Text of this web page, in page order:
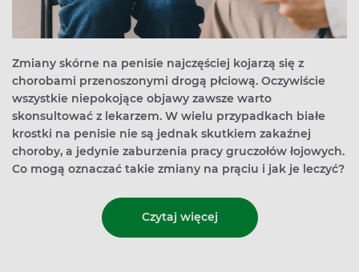
Zmiany skórne na penisie najczęściej kojarzą się z
chorobami przenoszonymi drogą płciową. Oczywiście
wszystkie niepokojące objawy zawsze warto
skonsultować z lekarzem. W wielu przypadkach białe
krostki na penisie nie są jednak skutkiem zakaźnej
choroby, a jedynie zaburzenia pracy gruczołów łojowych.
Co mogą oznaczać takie zmiany na prąciu i jak je leczyć?
Czytaj więcej